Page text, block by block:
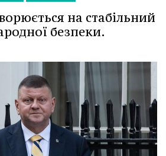
на стабільний
безпеки.